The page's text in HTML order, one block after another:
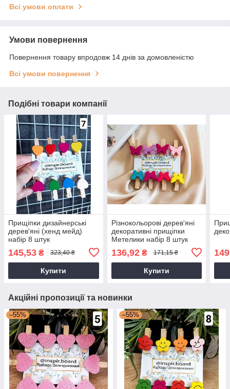
Всі умови оплати
Умови повернення
Повернення товару впродовж 14 днів за домовленістю
Всі умови повернення
Подібні товари компанії
Прищіпки дизайнерські
дерев'яні (хенд мейд)
набір 8 штук
145,53 ₴ 323,40 ₴
Купити
Різнокольорові дерев'яні
декоративні прищіпки
Метелики набір 8 штук
136,92₴ 171,15 ₴
Купити
149
Акційні пропозиції та новинки
–55% –55%